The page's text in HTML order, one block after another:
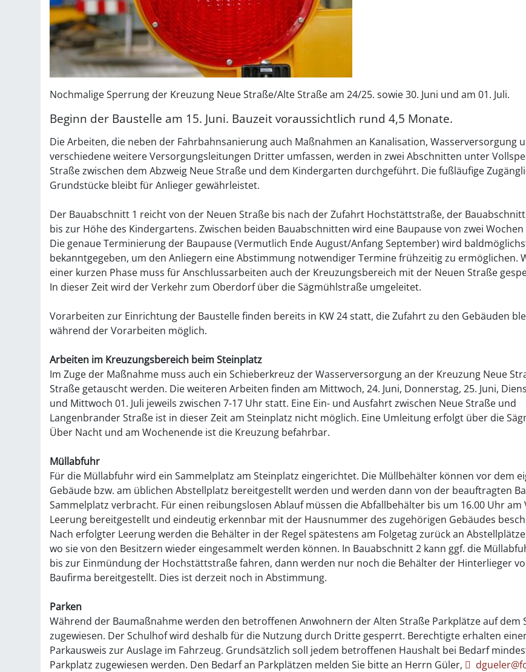
Nochmalige Sperrung der Kreuzung Neue Straße/Alte Straße am 24/25. sowie 30. Juni und am 01. Juli.
Beginn der Baustelle am 15. Juni. Bauzeit voraussichtlich rund 4,5 Monate.
Die Arbeiten, die neben der Fahrbahnsanierung auch Maßnahmen an Kanalisation, Wasserversorgung
verschiedene weitere Versorgungsleitungen Dritter umfassen, werden in zwei Abschnitten unter
Straße zwischen dem Abzweig Neue Straße und dem Kindergarten durchgeführt. Die fußläufige
Grundstücke bleibt für Anlieger gewährleistet.
Der Bauabschnitt 1 reicht von der Neuen Straße bis nach der Zufahrt Hochstättstraße, der
bis zur Höhe des Kindergartens. Zwischen beiden Bauabschnitten wird eine Baupause von zwei
Die genaue Terminierung der Baupause (Vermutlich Ende August/Anfang September) wird
bekanntgegeben, um den Anliegern eine Abstimmung notwendiger Termine frühzeitig zu ermöglichen.
einer kurzen Phase muss für Anschlussarbeiten auch der Kreuzungsbereich mit der Neuen Straße
In dieser Zeit wird der Verkehr zum Oberdorf über die Sägmühlstraße umgeleitet.
Vorarbeiten zur Einrichtung der Baustelle finden bereits in KW 24 statt, die Zufahrt zu den Gebäuden
während der Vorarbeiten möglich.
Arbeiten im Kreuzungsbereich beim Steinplatz
Im Zuge der Maßnahme muss auch ein Schieberkreuz der Wasserversorgung an der Kreuzung Neue
Straße getauscht werden. Die weiteren Arbeiten finden am Mittwoch, 24. Juni, Donnerstag, 25. Juni,
und Mittwoch 01. Juli jeweils zwischen 7-17 Uhr statt. Eine Ein- und Ausfahrt zwischen Neue Straße und
Langenbrander Straße ist in dieser Zeit am Steinplatz nicht möglich. Eine Umleitung erfolgt über die
Über Nacht und am Wochenende ist die Kreuzung befahrbar.
Müllabfuhr
Für die Müllabfuhr wird ein Sammelplatz am Steinplatz eingerichtet. Die Müllbehälter können vor dem
Gebäude bzw. am üblichen Abstellplatz bereitgestellt werden und werden dann von der beauftragten
Sammelplatz verbracht. Für einen reibungslosen Ablauf müssen die Abfallbehälter bis um 16.00 Uhr am
Leerung bereitgestellt und eindeutig erkennbar mit der Hausnummer des zugehörigen Gebäudes
Nach erfolgter Leerung werden die Behälter in der Regel spätestens am Folgetag zurück an
wo sie von den Besitzern wieder eingesammelt werden können. In Bauabschnitt 2 kann ggf. die
bis zur Einmündung der Hochstättstraße fahren, dann werden nur noch die Behälter der Hinterlieger
Baufirma bereitgestellt. Dies ist derzeit noch in Abstimmung.
Parken
Während der Baumaßnahme werden den betroffenen Anwohnern der Alten Straße Parkplätze auf dem
zugewiesen. Der Schulhof wird deshalb für die Nutzung durch Dritte gesperrt. Berechtigte erhalten
Parkausweis zur Auslage im Fahrzeug. Grundsätzlich soll jedem betroffenen Haushalt bei Bedarf
Parkplatz zugewiesen werden. Den Bedarf an Parkplätzen melden Sie bitte an Herrn Güler,